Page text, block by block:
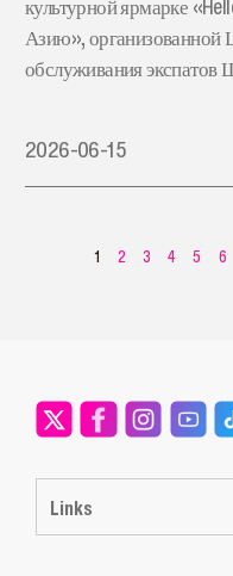
культурной ярмарке
Азию», организованной
обслуживания экспатов
2026-06-15
1 2 3 4 5 6
Links